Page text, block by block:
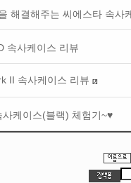
해결해주는 씨에스타 속사
속사케이스 리뷰
II 속사케이스 리뷰 [2]
케이스(블랙) 체험기~♥